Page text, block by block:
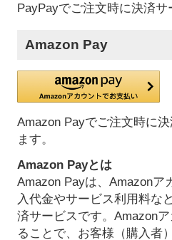
PayPayでご注文時に決済サ
Amazon Pay
Amazon Payでご注文時に
ます。
Amazon Payとは
Amazon Payは、Amazonア
入代金やサービス利用料な
済サービスです。Amazon
ることで、お客様（購入者